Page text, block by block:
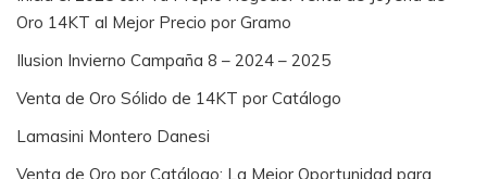
Oro 14KT al Mejor Precio por Gramo
Ilusion Invierno Campaña 8 – 2024 – 2025
Venta de Oro Sólido de 14KT por Catálogo
Lamasini Montero Danesi
Venta de Oro por Catálogo: La Mejor Oportunidad para